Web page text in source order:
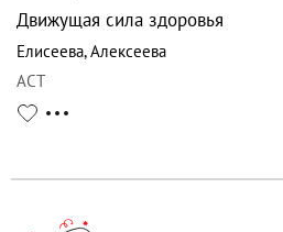
Движущая сила здоровья
Елисеева,Алексеева
АСТ